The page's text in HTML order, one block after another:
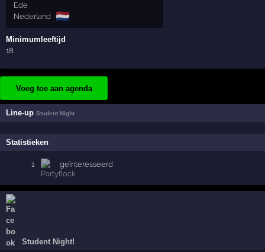
Ede
Nederland 🇳🇱
Minimumleeftijd
18
Voeg toe aan agenda
Line-upStudent Night
Statistieken
1 geïnteresseerd
Student Night!